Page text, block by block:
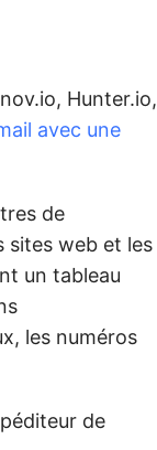
Hunter.io,
avec une
de
sites web et les
un tableau
les numéros
de